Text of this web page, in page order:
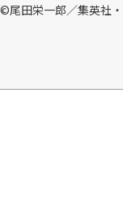
©尾田栄一郎／集英社